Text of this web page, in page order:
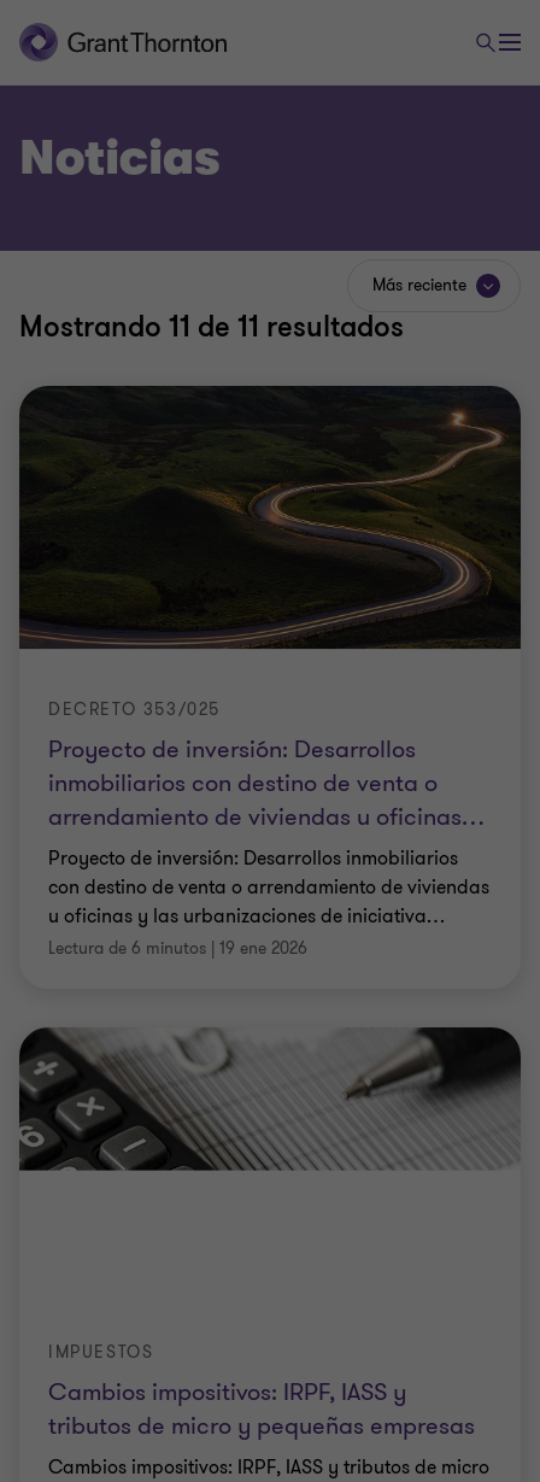
Noticias
Mostrando 11 de 11 resultados
Más reciente
Proyecto de inversión: Desarrollos
inmobiliarios con destino de venta o
arrendamiento de viviendas u oficinas…
DECRETO 353/025
Proyecto de inversión: Desarrollos inmobiliarios
con destino de venta o arrendamiento de viviendas
u oficinas y las urbanizaciones de iniciativa…
Lectura de 6 minutos | 19 ene 2026
Cambios impositivos: IRPF, IASS y
tributos de micro y pequeñas empresas
IMPUESTOS
Cambios impositivos: IRPF, IASS y tributos de micro